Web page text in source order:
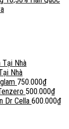
Tại Nhà
Nhà
750.000₫
500.000₫
Dr Cella 600.000₫